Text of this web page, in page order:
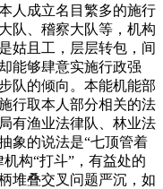
人成立名目繁多的施行
队、稽察大队等，机构
姑且工，层层转包，间
能够肆意实施行政强
队的倾向。本能机能部
行取本人部分相关的法
有渔业法律队、林业法
象的说法是“七顶管着
构“打斗”，有益处的
堆叠交叉问题严沉，如